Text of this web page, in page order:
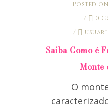
Posted on
/
0
/
Saiba Como é
Monte
O